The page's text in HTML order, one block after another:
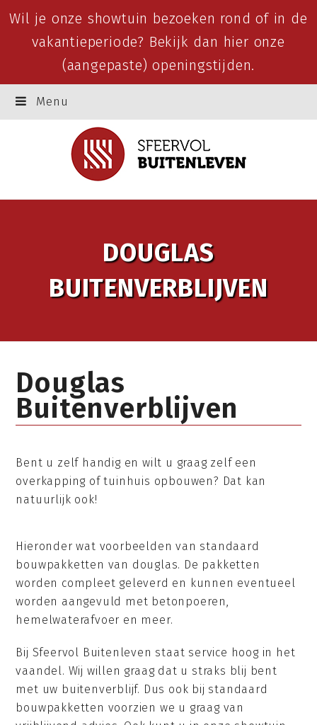
Wil je onze showtuin bezoeken rond of in de
vakantieperiode? Bekijk dan hier onze
(aangepaste) openingstijden.
Menu
DOUGLAS
BUITENVERBLIJVEN
Douglas
Buitenverblijven
Bent u zelf handig en wilt u graag zelf een
overkapping of tuinhuis opbouwen? Dat kan
natuurlijk ook!
Hieronder wat voorbeelden van standaard
bouwpakketten van douglas. De pakketten
worden compleet geleverd en kunnen eventueel
worden aangevuld met betonpoeren,
hemelwaterafvoer en meer.
Bij Sfeervol Buitenleven staat service hoog in het
vaandel. Wij willen graag dat u straks blij bent
met uw buitenverblijf. Dus ook bij standaard
bouwpakketten voorzien we u graag van